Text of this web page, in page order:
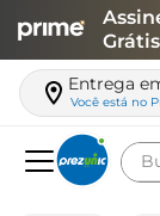
Entrega
Você está no